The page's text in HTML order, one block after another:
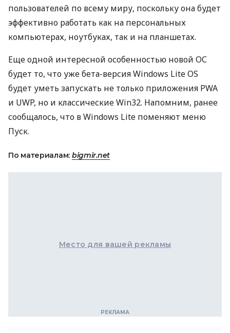
пользователей по всему миру, поскольку она будет
эффективно работать как на персональных
компьютерах, ноутбуках, так и на планшетах.
Еще одной интересной особенностью новой ОС
будет то, что уже бета-версия Windows Lite OS
будет уметь запускать не только приложения PWA
и UWP, но и классические Win32. Напомним, ранее
сообщалось, что в Windows Lite поменяют меню
Пуск.
По материалам: bigmir.net
Место для вашей рекламы